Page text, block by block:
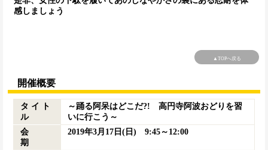
感しましょう
▲TOPへ戻る
開催概要
タ イ ト
ル
～踊る阿呆はどこだ?! 高円寺阿波おどりを習
いに行こう～
会
期
2019年3月17日(日) 9:45～12:00